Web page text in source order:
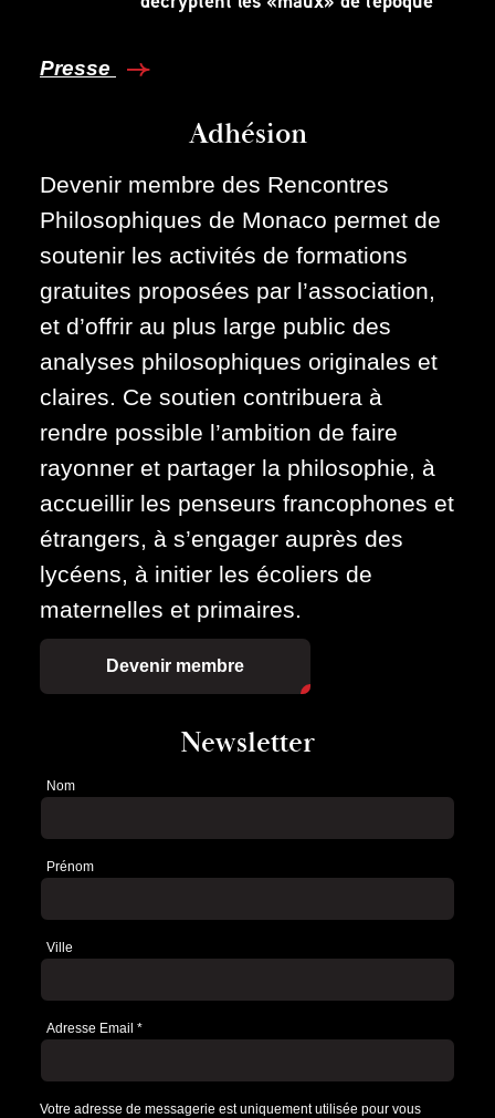
Presse
Adhésion
Devenir membre des Rencontres
Philosophiques de Monaco permet de
soutenir les activités de formations
gratuites proposées par l’association,
et d’offrir au plus large public des
analyses philosophiques originales et
claires. Ce soutien contribuera à
rendre possible l’ambition de faire
rayonner et partager la philosophie, à
accueillir les penseurs francophones et
étrangers, à s’engager auprès des
lycéens, à initier les écoliers de
maternelles et primaires.
Devenir membre
Newsletter
Newsletter
Nom
Prénom
Ville
Adresse Email *
Votre adresse de messagerie est uniquement utilisée pour vous